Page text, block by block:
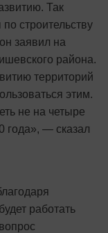
Так
строительству
заявил на
района.
территорий
этим.
не на четыре
года», — сказал
работать